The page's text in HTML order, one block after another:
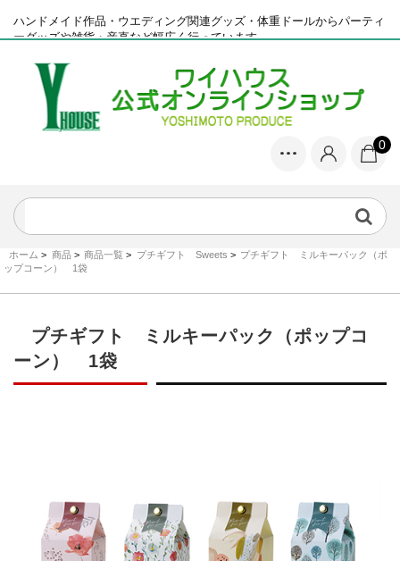
ハンドメイド作品・ウエディング関連グッズ・体重ドールからパーティ
ーグッズや雑貨・産直など幅広く行っています
0
ホーム > 商品> 商品一覧 > プチギフト Sweets > プチギフト ミルキーパック（ポ
ップコーン） 1袋
プチギフト ミルキーパック（ポップコ
ーン） 1袋